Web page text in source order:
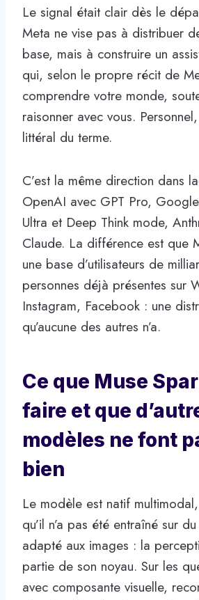
Le signal était clair dès le
Meta ne vise pas à distribuer
base, mais à construire un
qui, selon le propre récit de
comprendre votre monde,
raisonner avec vous.
littéral du terme.
C’est la même direction dans
OpenAI avec GPT Pro,
Ultra et Deep Think mode,
Claude. La différence est que
une base d’utilisateurs de
personnes déjà présentes sur
Instagram, Facebook : une
qu’aucune des autres n’a.
Ce que Muse
faire et que
modèles ne font
bien
Le modèle est natif
qu’il n’a pas été entraîné sur
adapté aux images : la
partie de son noyau. Sur les
avec composante visuelle,